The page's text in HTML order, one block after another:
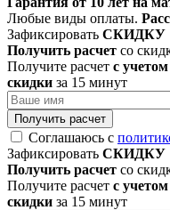
Любые виды оплаты.
Зафиксировать СКИДКУ
Получить расчет со
Получите расчет с
скидки за 15 минут
Получить расчет
Соглашаюсь с
Зафиксировать СКИДКУ
Получить расчет со
Получите расчет с
скидки за 15 минут